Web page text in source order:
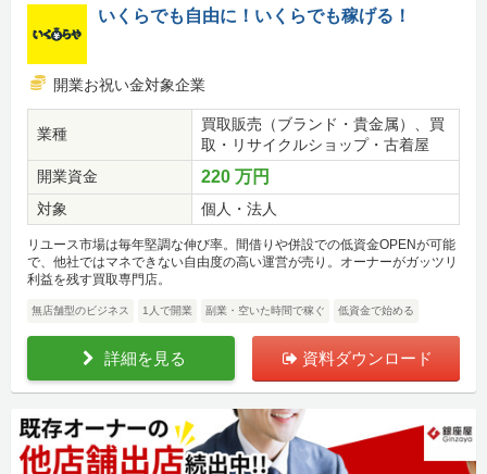
いくらでも自由に！いくらでも稼げる！
開業お祝い金対象企業
業種
買取販売（ブランド・貴金属）、買
取・リサイクルショップ・古着屋
開業資金
220 万円
対象 個人・法人
リユース市場は毎年堅調な伸び率。間借りや併設での低資金OPENが可能
で、他社ではマネできない自由度の高い運営が売り。オーナーがガッツリ
利益を残す買取専門店。
無店舗型のビジネス 1人で開業 副業・空いた時間で稼ぐ 低資金で始める
詳細を見る 資料ダウンロード